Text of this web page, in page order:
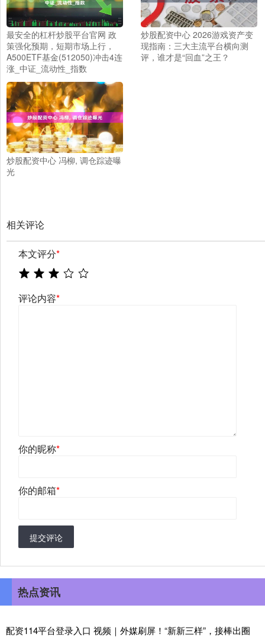
最安全的杠杆炒股平台官网 政
策强化预期，短期市场上行，
A500ETF基金(512050)冲击4连
涨_中证_流动性_指数
炒股配资中心 2026游戏资产变
现指南：三大主流平台横向测
评，谁才是“回血”之王？
炒股配资中心 冯柳, 调仓踪迹曝
光
相关评论
本文评分*
评论内容*
你的昵称*
你的邮箱*
提交评论
热点资讯
配资114平台登录入口 视频｜外媒刷屏！“新新三样”，接棒出圈